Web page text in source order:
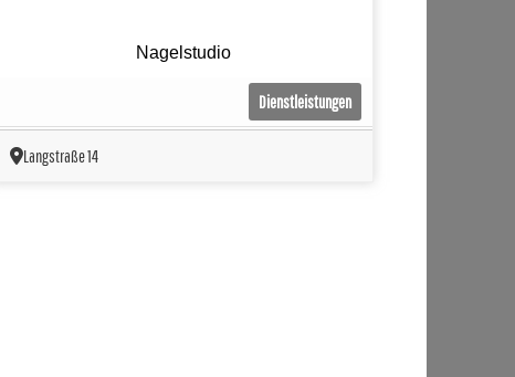
Nagelstudio
Dienstleistungen
Langstraße 14